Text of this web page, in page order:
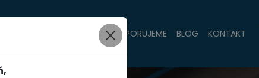
PODPORUJEME BLOG KONTAKT